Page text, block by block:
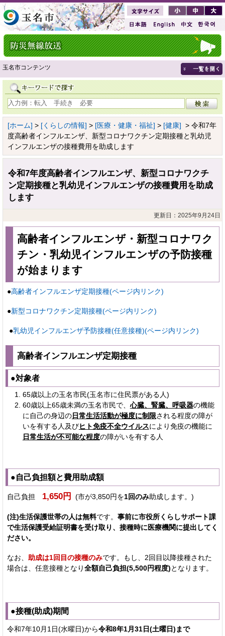
玉名市コンテンツ
[ホーム] > [くらしの情報] > [医療・健康・福祉] > [健康] > 令和7年
度高齢者インフルエンザ、新型コロナワクチン定期接種と乳幼児
インフルエンザの接種費用を助成します
令和7年度高齢者インフルエンザ、新型コロナワクチ
ン定期接種と乳幼児インフルエンザの接種費用を助成
します
更新日：2025年9月24日
高齢者インフルエンザ・新型コロナワク
チン・乳幼児インフルエンザの予防接種
が始まります
●高齢者インフルエンザ定期接種(ページ内リンク)
●新型コロナワクチン定期接種(ページ内リンク)
●乳幼児インフルエンザ予防接種(任意接種)(ページ内リンク)
高齢者インフルエンザ定期接種
●対象者
65歳以上の玉名市民(玉名市に住民票がある人)
60歳以上65歳未満の玉名市民で、 心臓、腎臓、呼吸器の機能
に自己の身辺の日常生活活動が極度に制限される程度の障が
いを有する人及びヒト免疫不全ウイルスにより免疫の機能に
日常生活が不可能な程度の障がいを有する人
●自己負担額と費用助成額
自己負担 1,650円 (市が3,850円を1回のみ助成します。)
(注)生活保護世帯の人は無料です。 事前に市役所くらしサポート課
で生活保護受給証明書を受け取り、接種時に医療機関に提出してく
ださい。
なお、 助成は1回目の接種のみです。もし、2回目以降接種された
場合は、任意接種となり全額自己負担(5,500円程度)となります。
●接種(助成)期間
令和7年10月1日(水曜日)から令和8年1月31日(土曜日)まで